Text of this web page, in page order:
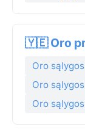
🇾🇪 Oro
Oro
Oro
Oro